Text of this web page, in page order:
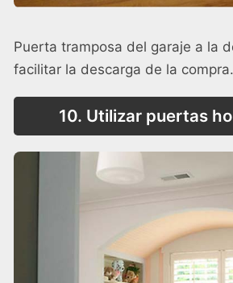
Puerta tramposa del garaje a la
facilitar la descarga de la compra.
10. Utilizar puertas